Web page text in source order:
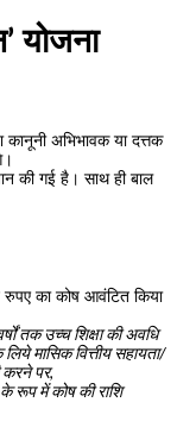
योजना
कानूनी अभिभावक या दत्तक
की गई है। साथ ही बाल
का कोष आवंटित किया
तक उच्च शिक्षा की अवधि
मासिक वित्तीय सहायता/
करने पर,
रूप में कोष की राशि